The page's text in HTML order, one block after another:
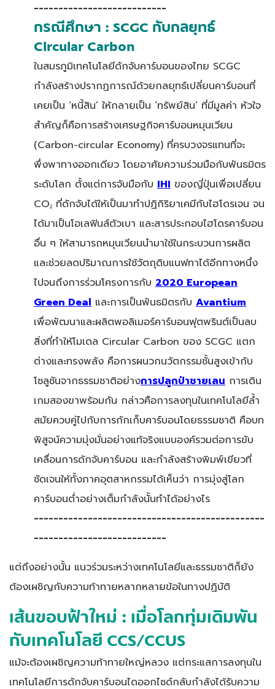
---------------------------
กรณีศึกษา :SCGC กับกลยุทธ์
Circular Carbon
ในสมรภูมิเทคโนโลยีดักจับคาร์บอนของไทย SCGC
กำลังสร้างปรากฏการณ์ด้วยกลยุทธ์เปลี่ยนคาร์บอนที่
เคยเป็น ‘หนี้สิน’ ให้กลายเป็น ‘ทรัพย์สิน’ ที่มีมูลค่า หัวใจ
สำคัญก็คือการสร้างเศรษฐกิจคาร์บอนหมุนเวียน
(Carbon-circular Economy) ที่ครบวงจรแทนที่จะ
พึ่งพาทางออกเดียว โดยอาศัยความร่วมมือกับพันธมิตร
ระดับโลก ตั้งแต่การจับมือกับ IHI ของญี่ปุ่นเพื่อเปลี่ยน
CO2 ที่ดักจับได้ให้เป็นมาทำปฏิกิริยาเคมีกับไฮโดรเจน จน
ได้มาเป็นโอเลฟินส์ตัวเบา และสารประกอบไฮโดรคาร์บอน
อื่น ๆ ให้สามารถหมุนเวียนนำมาใช้ในกระบวนการผลิต
และช่วยลดปริมาณการใช้วัตถุดิบแนฟทาได้อีกทางหนึ่ง
ไปจนถึงการร่วมโครงการกับ 2020 European
Green Deal และการเป็นพันธมิตรกับ Avantium
เพื่อพัฒนาและผลิตพอลิเมอร์คาร์บอนฟุตพรินต์เป็นลบ
สิ่งที่ทำให้โมเดล Circular Carbon ของ SCGC แตก
ต่างและทรงพลัง คือการผนวกนวัตกรรมชั้นสูงเข้ากับ
โซลูชันจากธรรมชาติอย่างการปลูกป่าชายเลน การเดิน
เกมสองขาพร้อมกัน กล่าวคือการลงทุนในเทคโนโลยีล้ำ
สมัยควบคู่ไปกับการกักเก็บคาร์บอนโดยธรรมชาติ คือบท
พิสูจน์ความมุ่งมั่นอย่างแท้จริงแบบองค์รวมต่อการขับ
เคลื่อนการดักจับคาร์บอน และกำลังสร้างพิมพ์เขียวที่
ชัดเจนให้ทั้งภาคอุตสาหกรรมได้เห็นว่า การมุ่งสู่โลก
คาร์บอนต่ำอย่างเต็มกำลังนั้นทำได้อย่างไร
-----------------------------------------------
---------------------------
แต่ถึงอย่างนั้น แนวร่วมระหว่างเทคโนโลยีและธรรมชาติก็ยัง
ต้องเผชิญกับความท้าทายหลากหลายข้อในทางปฏิบัติ
เส้นขอบฟ้าใหม่ : เมื่อโลกทุ่มเดิมพัน
กับเทคโนโลยี CCS/CCUS
แม้จะต้องเผชิญความท้าทายใหญ่หลวง แต่กระแสการลงทุนใน
เทคโนโลยีการดักจับคาร์บอนไดออกไซด์กลับกำลังได้รับความ